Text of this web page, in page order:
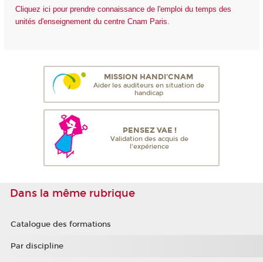
Cliquez ici pour prendre connaissance de l'emploi du temps des
unités d'enseignement du centre Cnam Paris.
MISSION HANDI'CNAM
Aider les auditeurs en situation de
handicap
PENSEZ VAE !
Validation des acquis de
l'expérience
Dans la même rubrique
Catalogue des formations
Par discipline